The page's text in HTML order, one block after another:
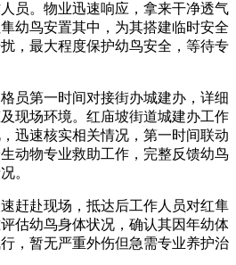
员。物业迅速响应，拿来干净透气
幼鸟安置其中，为其搭建临时安全
，最大程度保护幼鸟安全，等待专
第一时间对接街办城建办，详细
现场环境。红庙坡街道城建办工作
迅速核实相关情况，第一时间联动
动物专业救助工作，完整反馈幼鸟
。
赴现场，抵达后工作人员对红隼
估幼鸟身体状况，确认其因年幼体
，暂无严重外伤但急需专业养护治